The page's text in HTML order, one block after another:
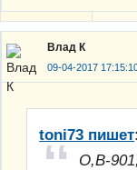
Влад К
09-04-2017
toni73 пишет:
О,В-